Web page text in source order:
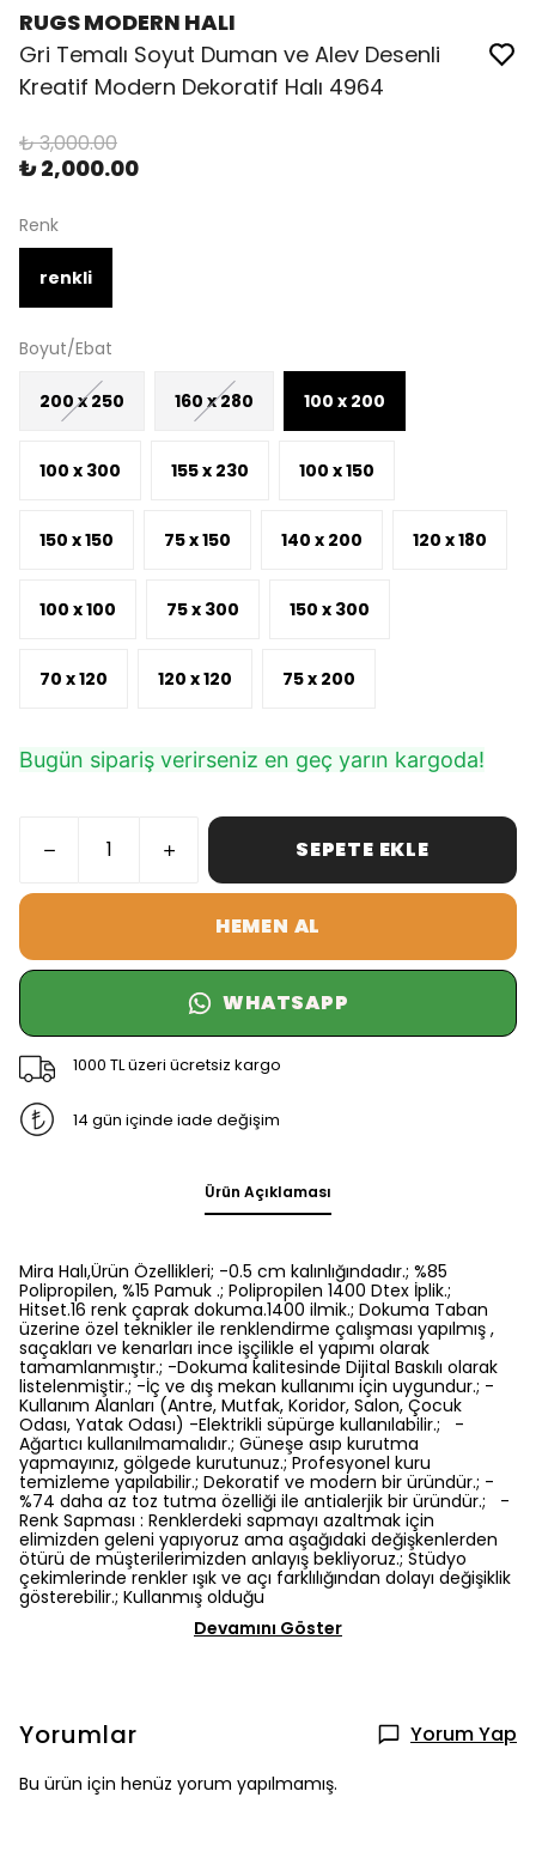
RUGS MODERN HALI
Gri Temalı Soyut Duman ve Alev Desenli
Kreatif Modern Dekoratif Halı 4964
₺ 3,000.00
₺ 2,000.00
Renk
renkli
Boyut/Ebat
200 x 250 160 x 280 100 x 200
100 x 300 155 x 230 100 x 150
150 x 150 75 x 150 140 x 200 120 x 180
100 x 100 75 x 300 150 x 300
70 x 120 120 x 120 75 x 200
Bugün sipariş verirseniz en geç yarın kargoda!
SEPETE EKLE
HEMEN AL
WHATSAPP
1000 TL üzeri ücretsiz kargo
14 gün içinde iade değişim
Ürün Açıklaması
Mira Halı,Ürün Özellikleri; -0.5 cm kalınlığındadır.; %85
Polipropilen, %15 Pamuk .; Polipropilen 1400 Dtex İplik.;
Hitset.16 renk çaprak dokuma.1400 ilmik.; Dokuma Taban
üzerine özel teknikler ile renklendirme çalışması yapılmış ,
saçakları ve kenarları ince işçilikle el yapımı olarak
tamamlanmıştır.; -Dokuma kalitesinde Dijital Baskılı olarak
listelenmiştir.; -İç ve dış mekan kullanımı için uygundur.; -
Kullanım Alanları (Antre, Mutfak, Koridor, Salon, Çocuk
Odası, Yatak Odası) -Elektrikli süpürge kullanılabilir.; -
Ağartıcı kullanılmamalıdır.; Güneşe asıp kurutma
yapmayınız, gölgede kurutunuz.; Profesyonel kuru
temizleme yapılabilir.; Dekoratif ve modern bir üründür.; -
%74 daha az toz tutma özelliği ile antialerjik bir üründür.; -
Renk Sapması : Renklerdeki sapmayı azaltmak için
elimizden geleni yapıyoruz ama aşağıdaki değişkenlerden
ötürü de müşterilerimizden anlayış bekliyoruz.; Stüdyo
çekimlerinde renkler ışık ve açı farklılığından dolayı değişiklik
gösterebilir.; Kullanmış olduğu
Devamını Göster
Yorumlar Yorum Yap
Bu ürün için henüz yorum yapılmamış.